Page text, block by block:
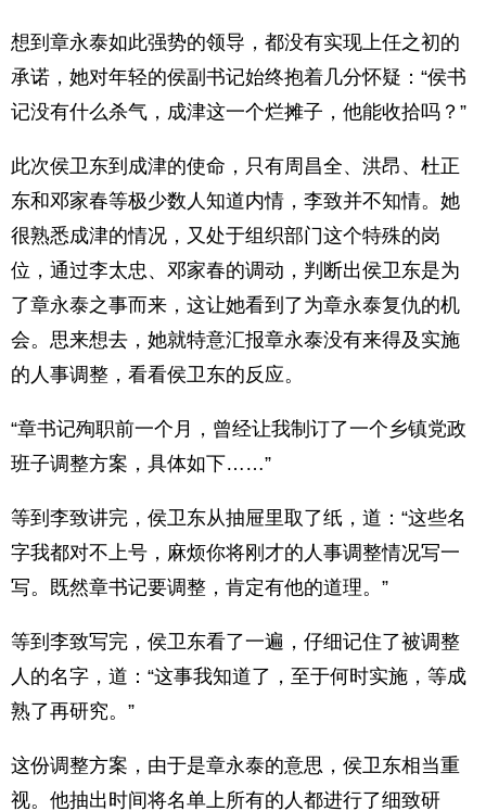
想到章永泰如此强势的领导，都没有实现上任之初的
承诺，她对年轻的侯副书记始终抱着几分怀疑：“侯书
记没有什么杀气，成津这一个烂摊子，他能收拾吗？”
此次侯卫东到成津的使命，只有周昌全、洪昂、杜正
东和邓家春等极少数人知道内情，李致并不知情。她
很熟悉成津的情况，又处于组织部门这个特殊的岗
位，通过李太忠、邓家春的调动，判断出侯卫东是为
了章永泰之事而来，这让她看到了为章永泰复仇的机
会。思来想去，她就特意汇报章永泰没有来得及实施
的人事调整，看看侯卫东的反应。
“章书记殉职前一个月，曾经让我制订了一个乡镇党政
班子调整方案，具体如下……”
等到李致讲完，侯卫东从抽屉里取了纸，道：“这些名
字我都对不上号，麻烦你将刚才的人事调整情况写一
写。既然章书记要调整，肯定有他的道理。”
等到李致写完，侯卫东看了一遍，仔细记住了被调整
人的名字，道：“这事我知道了，至于何时实施，等成
熟了再研究。”
这份调整方案，由于是章永泰的意思，侯卫东相当重
视。他抽出时间将名单上所有的人都进行了细致研